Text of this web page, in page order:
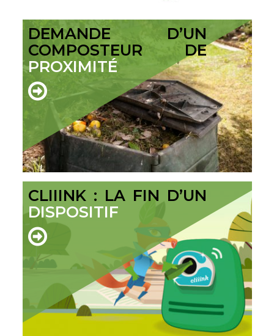
DEMANDE D’UN
COMPOSTEUR DE
PROXIMITÉ
CLIIINK : LA FIN D’UN
DISPOSITIF